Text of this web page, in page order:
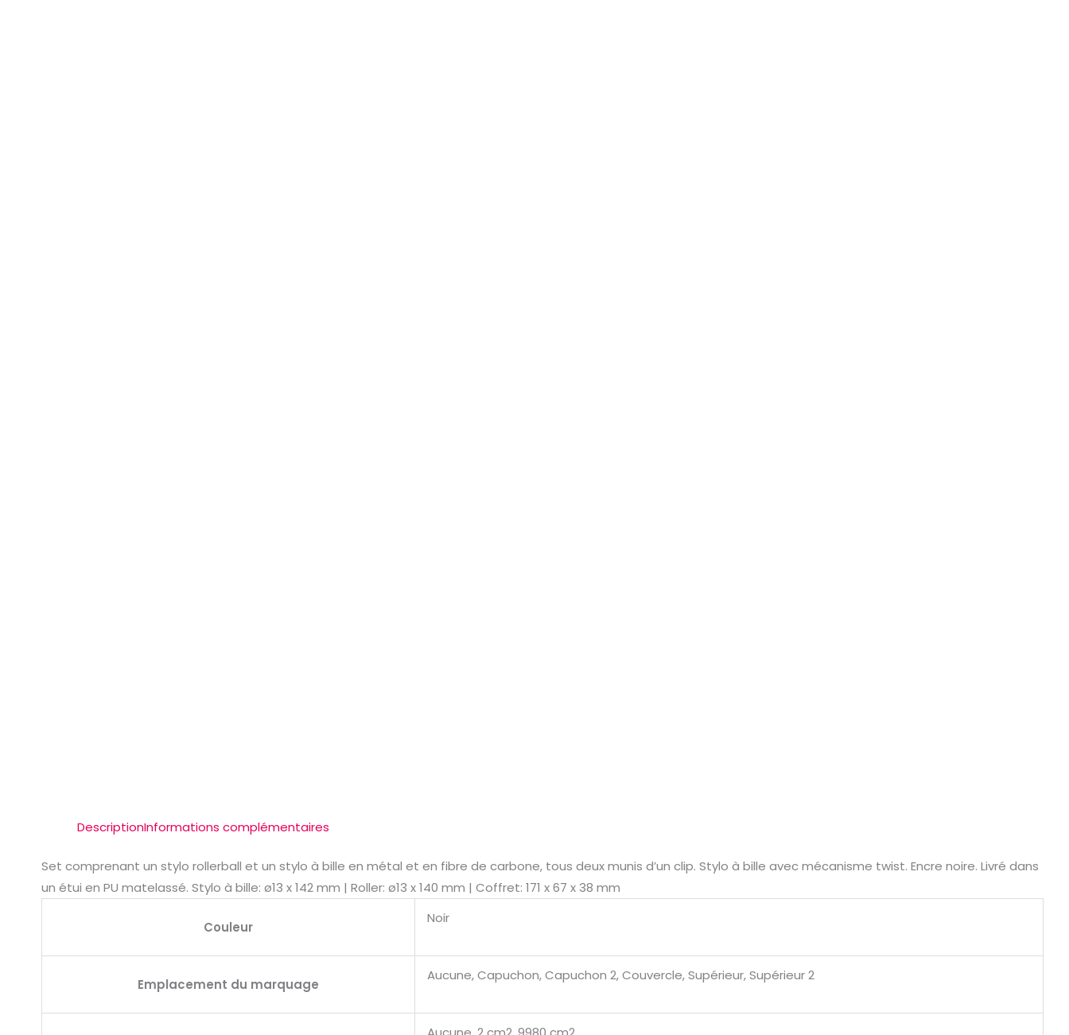
DescriptionInformations complémentaires
Set comprenant un stylo rollerball et un stylo à bille en métal et en fibre de carbone, tous deux munis d’un clip. Stylo à bille avec mécanisme twist. Encre noire. Livré dans
un étui en PU matelassé. Stylo à bille: ø13 x 142 mm | Roller: ø13 x 140 mm | Coffret: 171 x 67 x 38 mm
Couleur
Noir
Emplacement du marquage
Aucune, Capuchon, Capuchon 2, Couvercle, Supérieur, Supérieur 2